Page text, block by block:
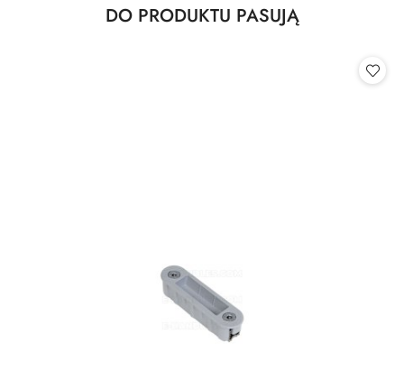
Pomiń karuzelę produktów
Produkty
DO PRODUKTU PASUJĄ